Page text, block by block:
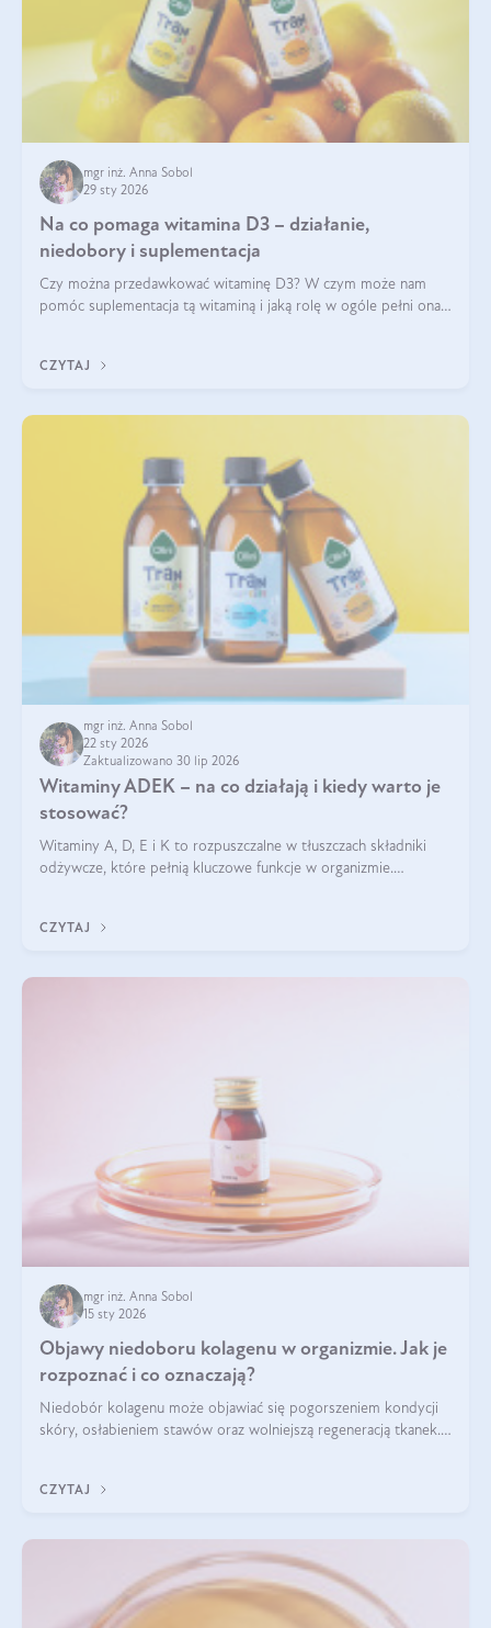
mgr inż. Anna Sobol
29 sty 2026
Na co pomaga witamina D3 – działanie,
niedobory i suplementacja
Czy można przedawkować witaminę D3? W czym może nam
pomóc suplementacja tą witaminą i jaką rolę w ogóle pełni ona
robić?
CZYTAJ
mgr inż. Anna Sobol
22 sty 2026
Zaktualizowano 30 lip 2026
Witaminy ADEK – na co działają i kiedy warto je
stosować?
Witaminy A, D, E i K to rozpuszczalne w tłuszczach składniki
odżywcze, które pełnią kluczowe funkcje w organizmie.
CZYTAJ
mgr inż. Anna Sobol
15 sty 2026
Objawy niedoboru kolagenu w organizmie. Jak je
rozpoznać i co oznaczają?
Niedobór kolagenu może objawiać się pogorszeniem kondycji
skóry, osłabieniem stawów oraz wolniejszą regeneracją tkanek.
osłabienie włosów.
CZYTAJ